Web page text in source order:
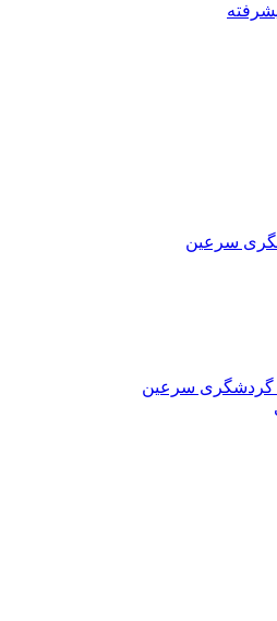
سرعین
گردشگری سرعین